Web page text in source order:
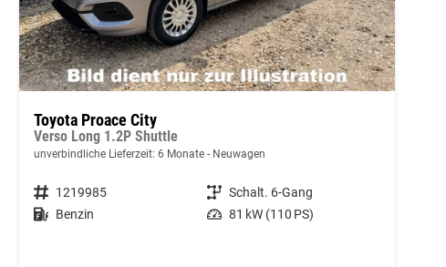
Toyota Proace City
Verso Long 1.2P Shuttle
unverbindliche Lieferzeit: 6 Monate Neuwagen
Fahrzeugnummer 1219985 Getriebe Schalt. 6-Gang
Kraftstoff Benzin Leistung 81 kW (110 PS)